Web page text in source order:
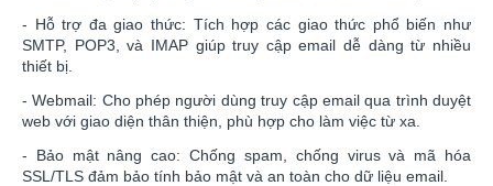
- Hỗ trợ đa giao thức: Tích hợp các giao thức phổ biến như
SMTP, POP3, và IMAP giúp truy cập email dễ dàng từ nhiều
thiết bị.
- Webmail: Cho phép người dùng truy cập email qua trình duyệt
web với giao diện thân thiện, phù hợp cho làm việc từ xa.
- Bảo mật nâng cao: Chống spam, chống virus và mã hóa
SSL/TLS đảm bảo tính bảo mật và an toàn cho dữ liệu email.